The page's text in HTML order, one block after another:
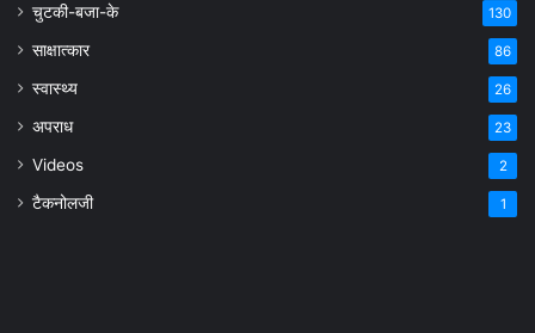
चुटकी-बजा-के 130
साक्षात्कार 86
स्वास्थ्य 26
अपराध 23
Videos 2
टैकनोलजी 1